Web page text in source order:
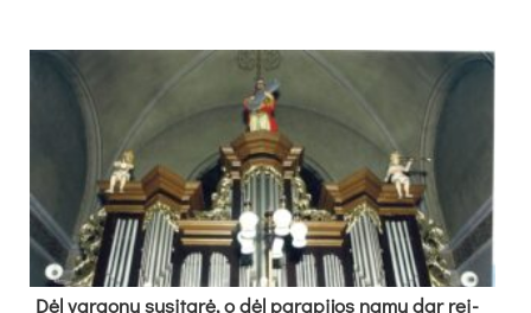
Dėl var­go­nų su­si­ta­rė, o dėl pa­ra­pi­jos na­mų dar rei­